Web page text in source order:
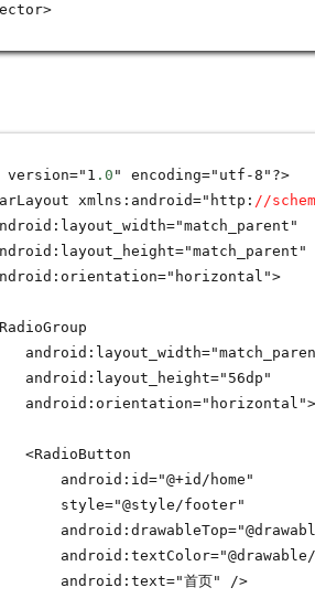
>
version="1 .0 " encoding="utf -8" ?>
xmlns : android="http : //
: layout_width="match_parent"
: layout_height="match_parent"
: orientation="horizontal">
: layout_width=
: layout_height="56dp"
: orientation="horizontal">
<RadioButton
: id="@+id / home"
="@style/footer"
: drawableTop=
: textColor="@drawable/
: text="首页" />